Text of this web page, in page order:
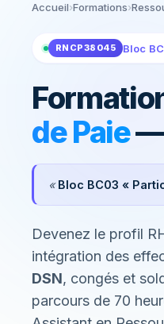
Accueil›Formations›
RNCP38045 Bloc
de Paie—
«Bloc BC03 «
Devenez le profil
intégration des
DSN, congés et
parcours de 70